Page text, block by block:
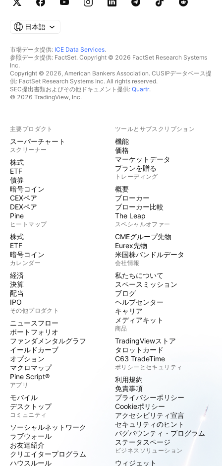
日本語
市場データ提供: ICE Data Services.
参照データ提供: FactSet. Copyright © 2026 FactSet Research Systems
Inc.
Copyright © 2026, American Bankers Association. CUSIPデータベース提
供: FactSet Research Systems Inc. All rights reserved.
SEC提出書類およびその他ドキュメント提供: Quartr.
© 2026 TradingView, Inc.
主要プロダクト
スーパーチャート
スクリーナー
株式
ETF
債券
暗号コイン
CEXペア
DEXペア
Pine
ヒートマップ
株式
ETF
暗号コイン
カレンダー
経済
決算
配当
IPO
その他プロダクト
ニュースフロー
ポートフォリオ
ファンダメンタルグラフ
イールドカーブ
オプション
マクロマップ
Pine Script®
アプリ
モバイル
デスクトップ
コミュニティ
ソーシャルネットワーク
ラブウォール
お友達紹介
クリエイタープログラム
ハウスルール
ツールとサブスクリプション
機能
価格
マーケットデータ
プランを贈る
トレーディング
概要
ブローカー
ブローカー比較
The Leap
スペシャルオファー
CMEグループ先物
Eurex先物
米国株バンドルデータ
会社情報
私たちについて
スペースミッション
ブログ
ヘルプセンター
キャリア
メディアキット
商品
TradingViewストア
タロットカード
C63 TradeTime
ポリシーとセキュリティ
利用規約
免責事項
プライバシーポリシー
Cookieポリシー
アクセシビリティ宣言
セキュリティのヒント
バグバウンティ・プログラム
ステータスページ
ビジネスソリューション
ウィジェット